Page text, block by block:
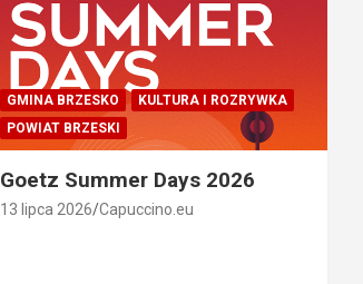
GMINA BRZESKO
KULTURA I ROZRYWKA
POWIAT BRZESKI
Goetz Summer Days 2026
13 lipca 2026 Capuccino.eu